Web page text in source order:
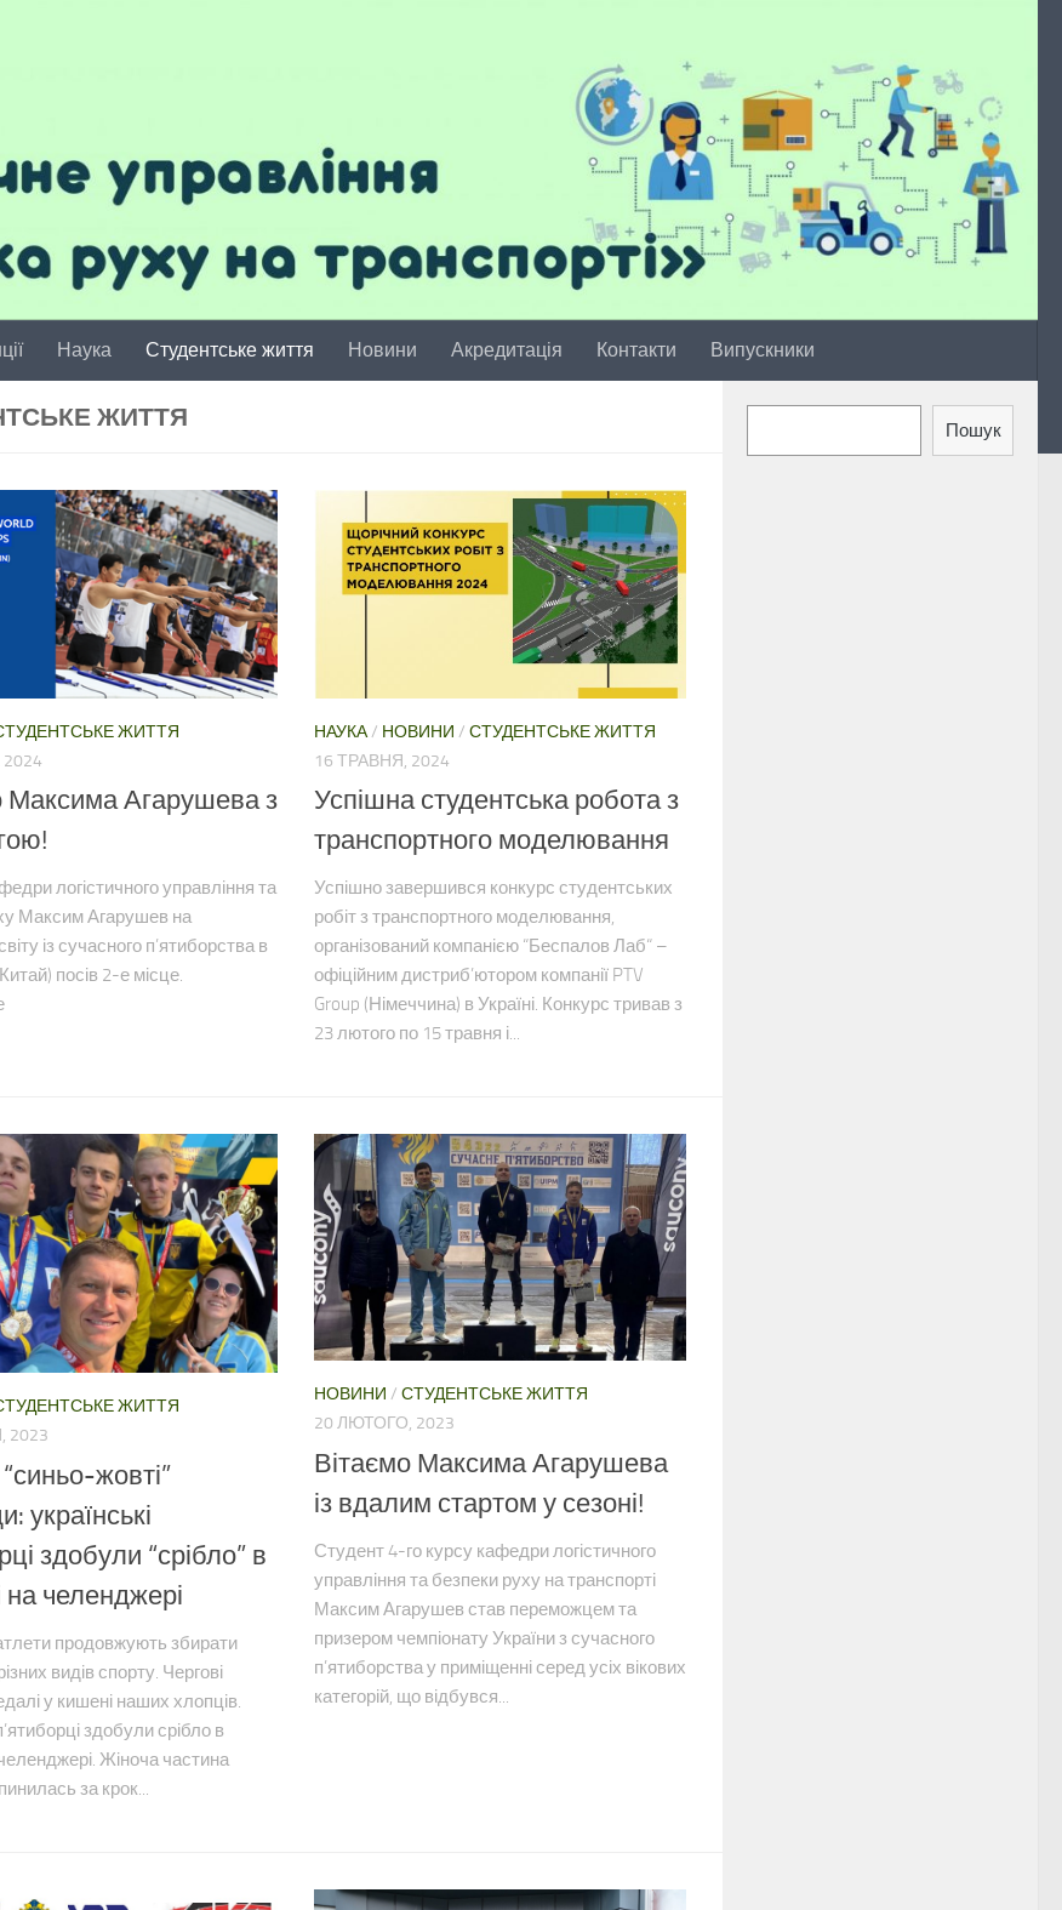
Наука Студентське життя Новини Акредитація Контакти Випускники
ЖИТТЯ
ЖИТТЯ
Максима Агарушева з
логістичного управління та
Максим Агарушев на
із сучасного п’ятиборства в
посів 2-е місце.
НАУКА/ НОВИНИ / СТУДЕНТСЬКЕ ЖИТТЯ
16 ТРАВНЯ, 2024
Успішна студентська робота з
транспортного моделювання
Успішно завершився конкурс студентських
робіт з транспортного моделювання,
організований компанією “Беспалов Лаб“ –
офіційним дистриб’ютором компанії PTV
Group (Німеччина) в Україні. Конкурс тривав з
23 лютого по 15 травня і...
ЖИТТЯ
2023
жовті”
українські
здобули “срібло” в
на челенджері
продовжують збирати
видів спорту. Чергові
у кишені наших хлопців.
здобули срібло в
Жіноча частина
за крок...
НОВИНИ / СТУДЕНТСЬКЕ ЖИТТЯ
20 ЛЮТОГО, 2023
Вітаємо Максима Агарушева
із вдалим стартом у сезоні!
Студент 4-го курсу кафедри логістичного
управління та безпеки руху на транспорті
Максим Агарушев став переможцем та
призером чемпіонату України з сучасного
п’ятиборства у приміщенні серед усіх вікових
категорій, що відбувся...
Пошук